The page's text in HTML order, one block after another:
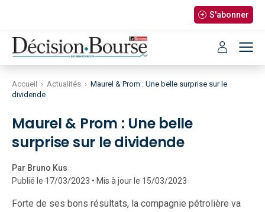
S'abonner
Accueil › Actualités › Maurel & Prom : Une belle surprise sur le
dividende
Maurel & Prom : Une belle
surprise sur le dividende
Par Bruno Kus
Publié le 17/03/2023 • Mis à jour le 15/03/2023
Forte de ses bons résultats, la compagnie pétrolière va